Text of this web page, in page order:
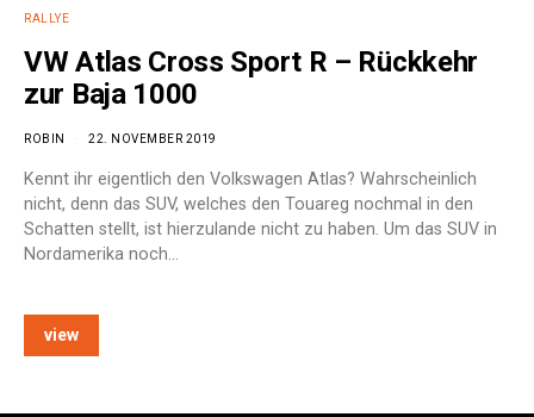
RALLYE
VW Atlas Cross Sport R – Rückkehr
zur Baja 1000
ROBIN 22. NOVEMBER 2019
Kennt ihr eigentlich den Volkswagen Atlas? Wahrscheinlich
nicht, denn das SUV, welches den Touareg nochmal in den
Schatten stellt, ist hierzulande nicht zu haben. Um das SUV in
Nordamerika noch…
view